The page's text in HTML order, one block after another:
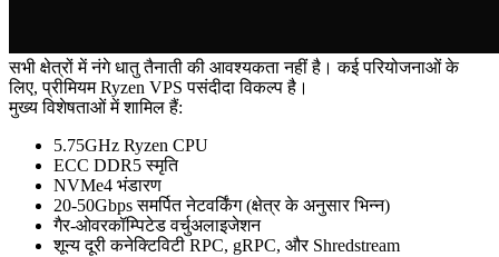
सभी क्षेत्रों में नंगे धातु तैनाती की आवश्यकता नहीं है। कई परियोजनाओं के
लिए, प्रीमियम Ryzen VPS पसंदीदा विकल्प है।
मुख्य विशेषताओं में शामिल हैं:
5.75GHz Ryzen CPU
ECC DDR5 स्मृति
NVMe4 भंडारण
20-50Gbps समर्पित नेटवर्किंग (क्षेत्र के अनुसार भिन्न)
गैर-ओवरकॉम्पिटेड वर्चुअलाइजेशन
शून्य दूरी कनेक्टिविटी RPC, gRPC, और Shredstream